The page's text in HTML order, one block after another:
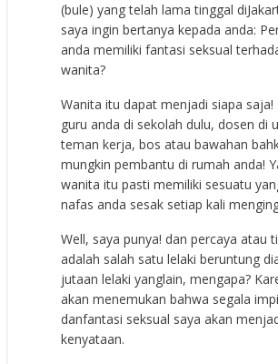
(bule) yang telah lama tinggal
saya ingin bertanya kepada anda:
anda memiliki fantasi seksual
wanita?
Wanita itu dapat menjadi siapa saja!
guru anda di sekolah dulu, dosen di
teman kerja, bos atau bawahan
mungkin pembantu di rumah anda!
wanita itu pasti memiliki sesuatu
nafas anda sesak setiap kali
Well, saya punya! dan percaya atau
adalah salah satu lelaki beruntung
jutaan lelaki yanglain, mengapa?
akan menemukan bahwa segala
danfantasi seksual saya akan
kenyataan.